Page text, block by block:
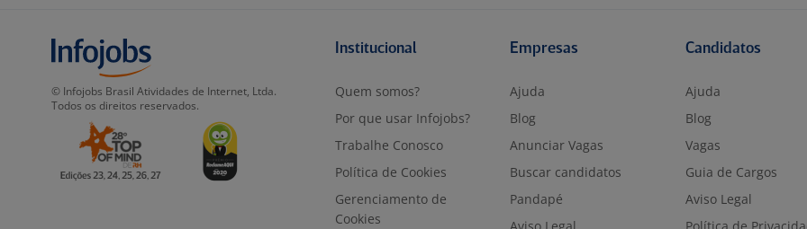
© Infojobs Brasil Atividades de Internet, Ltda.
Todos os direitos reservados.
Institucional
Quem somos?
Por que usar Infojobs?
Trabalhe Conosco
Política de Cookies
Gerenciamento de
Cookies
Empresas
Ajuda
Blog
Anunciar Vagas
Buscar candidatos
Pandapé
Candidatos
Ajuda
Blog
Vagas
Guia de Cargos
Aviso Legal